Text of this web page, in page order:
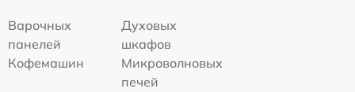
Варочных
панелей
Духовых
шкафов
Кофемашин
Микроволновых
печей